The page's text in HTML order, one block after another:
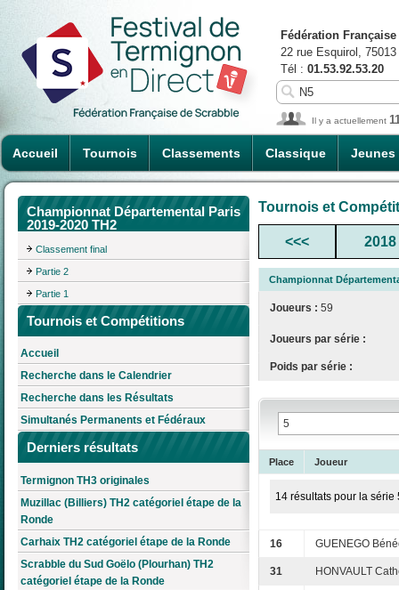
Accueil Tournois Classements Classique Jeunes
Fédération
22 rue Esquirol,
Tél : 01.53.92.53.20
Il y a actuellement
Championnat Départemental Paris
2019-2020 TH2
Classement final
Partie 2
Partie 1
Tournois et Compétitions
Accueil
Recherche dans le Calendrier
Recherche dans les Résultats
Simultanés Permanents et Fédéraux
Derniers résultats
Termignon TH3 originales
Muzillac (Billiers) TH2 catégoriel étape de la
Ronde
Carhaix TH2 catégoriel étape de la Ronde
Scrabble du Sud Goëlo (Plourhan) TH2
catégoriel étape de la Ronde
Tournois et
<<< 2018
Championnat
Joueurs : 59
Joueurs par série :
Poids par série :
Place Joueur
14 résultats pour la série
16 GUENEGO
31 HONVAULT